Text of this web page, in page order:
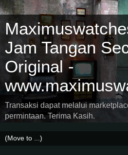
Jam Tangan
Original -
Transaksi dapat melalui
permintaan. Terima Kasih.